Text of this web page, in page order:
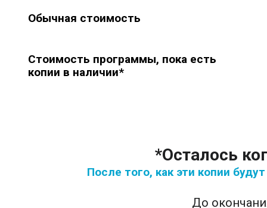
Обычная стоимость
Стоимость программы, пока есть
копии в наличии*
*Осталось
После того, как эти копии
До